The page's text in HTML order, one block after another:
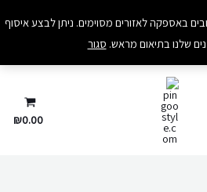
באספקה לאזורים מסוימים. ניתן לבצע איסוף
שלנו בתיאום מראש. סגור
₪0.00